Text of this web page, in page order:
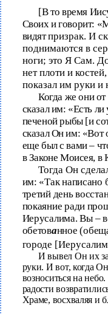
[В то время
Своих и говорит:
видятпризрак. И
поднимаются в
ноги; это Я Сам.
нет плоти и
показал им руки и
Когда же они
сказал им: «Есть
печеной рыбы [и
сказал Он им: «Вот
еще был с вами –
в Законе Моисея, в
Тогда Он
им: «Так написано
третий день
покаяние ради
Иерусалима. Вы –
обетованное
городе
И вывел Он их
руки. И вот, когда
возноситься на
радости
Храме, восхваляя и